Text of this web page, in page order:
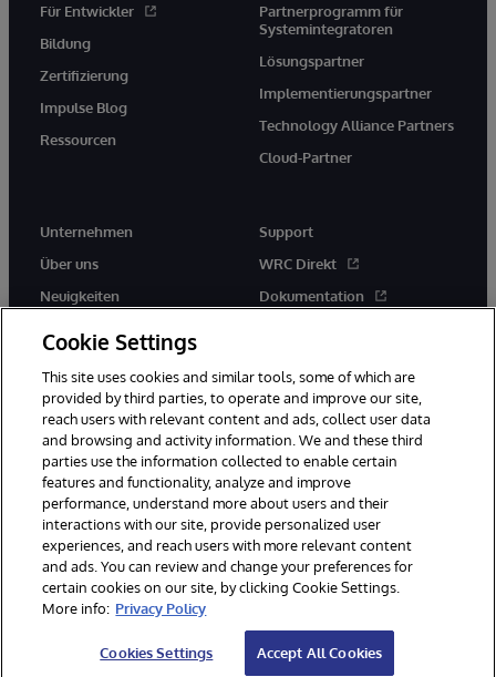
Für Entwickler
Bildung
Zertifizierung
Impulse Blog
Ressourcen
Partnerprogramm für
Systemintegratoren
Lösungspartner
Implementierungspartner
Technology Alliance Partners
Cloud-Partner
Unternehmen
Über uns
Neuigkeiten
Support
WRC Direkt
Dokumentation
© 1996-2026 InterSystems Corporation, Boston, MA. Alle Rechte
vorbehalten.
Mitteilungen/Geschäftsbedingungen
Erklärung zum Datenschutz
Geld-zurück-Garantie
Impressum Barrierefreiheit
Cookie Settings
This site uses cookies and similar tools, some of which are
provided by third parties, to operate and improve our site,
reach users with relevant content and ads, collect user data
and browsing and activity information. We and these third
parties use the information collected to enable certain
features and functionality, analyze and improve
performance, understand more about users and their
interactions with our site, provide personalized user
experiences, and reach users with more relevant content
and ads. You can review and change your preferences for
certain cookies on our site, by clicking Cookie Settings.
More info: Privacy Policy
Cookies Settings Accept All Cookies